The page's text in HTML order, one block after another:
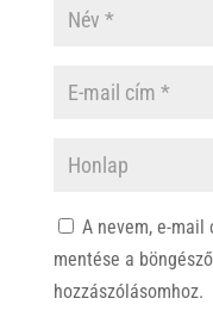
A nevem, e-mail
mentése a
hozzászólásomhoz.